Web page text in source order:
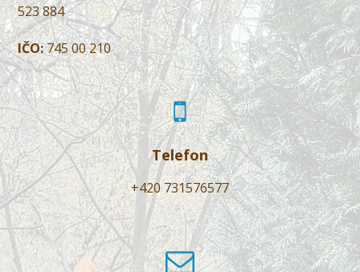
523 884
IČO:745 00 210
Telefon
+420 731576577